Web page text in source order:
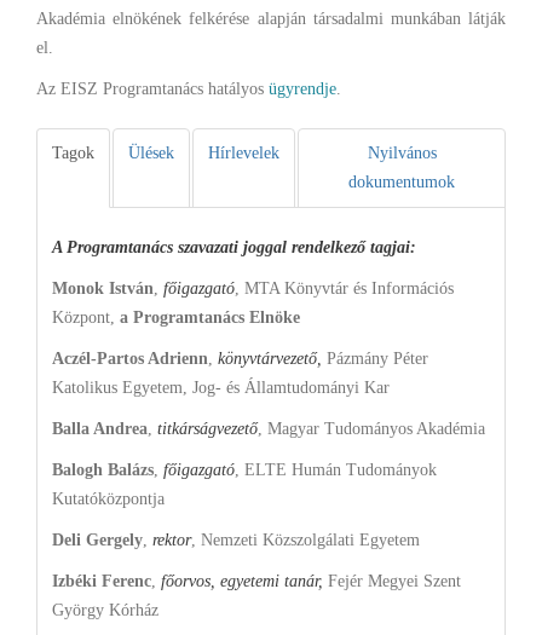
Akadémia elnökének felkérése alapján társadalmi munkában látják
el.
Az EISZ Programtanács hatályos ügyrendje.
Tagok Ülések Hírlevelek
Nyilvános
dokumentumok
A Programtanács szavazati joggal rendelkező tagjai:
Monok István, főigazgató, MTA Könyvtár és Információs
Központ, a Programtanács Elnöke
Aczél-Partos Adrienn, könyvtárvezető, Pázmány Péter
Katolikus Egyetem, Jog- és Államtudományi Kar
Balla Andrea, titkárságvezető, Magyar Tudományos Akadémia
Balogh Balázs, főigazgató, ELTE Humán Tudományok
Kutatóközpontja
Deli Gergely, rektor, Nemzeti Közszolgálati Egyetem
Izbéki Ferenc, főorvos, egyetemi tanár, Fejér Megyei Szent
György Kórház